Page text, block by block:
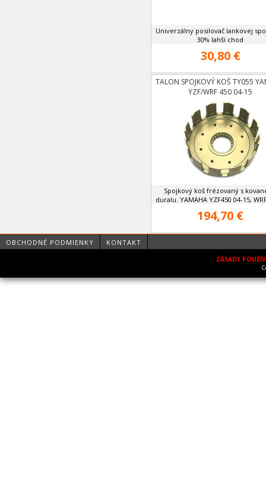
Univerzálny posilovač lankovej
30% lahší chod
30,80 €
TALON SPOJKOVÝ KOŠ TY055
YZF/WRF 450 04-15
Spojkový koš frézovaný s
duralu. YAMAHA YZF450 04-15,
194,70 €
OBCHODNÉ PODMIENKY KONTAKT
ZÁSADY